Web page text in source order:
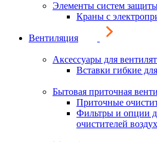
Элементы систем
Краны с
Вентиляция
Аксессуары для
Вставки гибкие
Бытовая приточная
Приточные
Фильтры и опции
очистителей